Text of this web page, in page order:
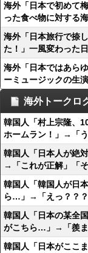
海外「日本で初めて
った食べ物に対する
海外「日本旅行で捺
た！」一風変わった
海外「日本ではあら
ーミュージックの生
海外トークロ
韓国人「村上宗隆、
ホームラン！」→「
韓国人「日本人が絶
→「これが正解」「
韓国人「韓国人が日
ら…」→「えっ？？
韓国人「日本の某全
がこちら…」→「羨
韓国人「日本がここ